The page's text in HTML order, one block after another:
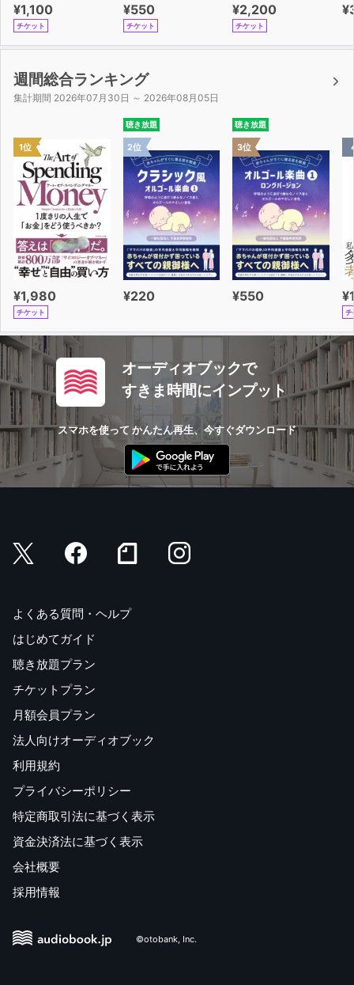
¥1,100
チケット
¥550
チケット
¥2,200
チケット
週間総合ランキング
集計期間 2026年07月30日 ～ 2026年08月05日
1位
¥1,980
チケット
聴き放題
2位
¥220
聴き放題
3位
¥550
チ
オーディオブックで
すきま時間にインプット
スマホを使って かんたん再生、今すぐダウンロード
よくある質問・ヘルプ
はじめてガイド
聴き放題プラン
チケットプラン
月額会員プラン
法人向けオーディオブック
利用規約
プライバシーポリシー
特定商取引法に基づく表示
資金決済法に基づく表示
会社概要
採用情報
©otobank, Inc.